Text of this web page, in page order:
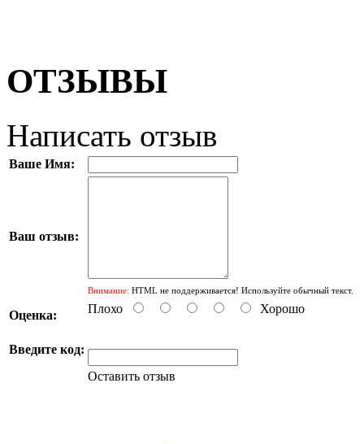
ОТЗЫВЫ
Написать отзыв
Ваше Имя:
Ваш отзыв:
Внимание: HTML не поддерживается! Используйте обычный текст.
Оценка: Плохо Хорошо
Введите код:
Оставить отзыв